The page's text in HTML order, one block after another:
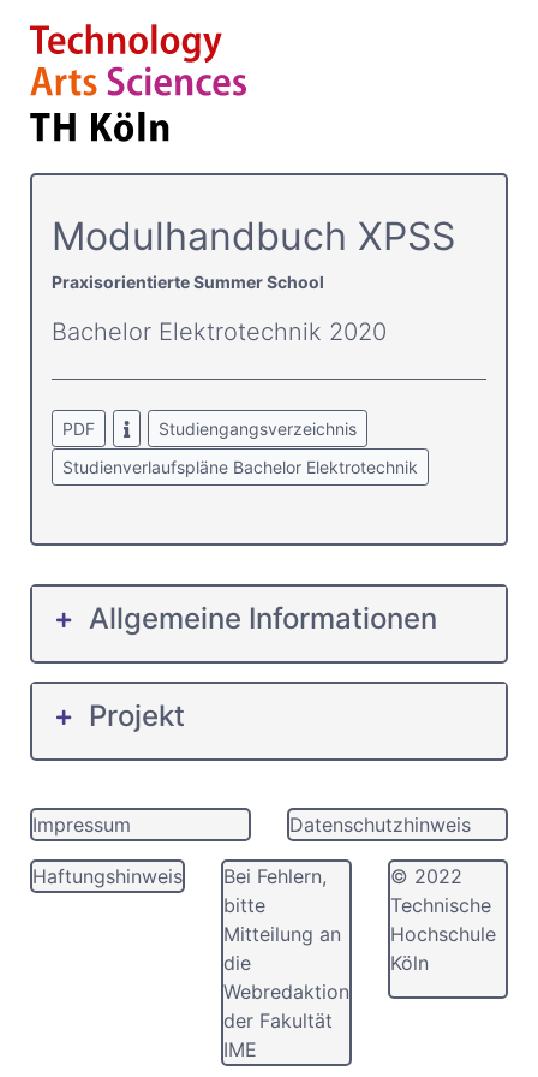
Modulhandbuch XPSS
Praxisorientierte Summer School
Bachelor Elektrotechnik 2020
PDF
Studiengangsverzeichnis
Studienverlaufspläne Bachelor Elektrotechnik
Allgemeine Informationen
Projekt
Impressum Datenschutzhinweis
Haftungshinweis
Bei Fehlern,
bitte
Mitteilung an
die
Webredaktion
der Fakultät
IME
© 2022
Technische
Hochschule
Köln